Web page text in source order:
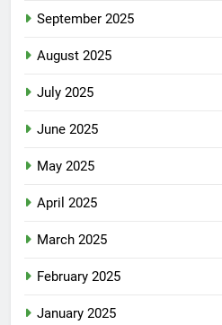
September 2025
August 2025
July 2025
June 2025
May 2025
April 2025
March 2025
February 2025
January 2025